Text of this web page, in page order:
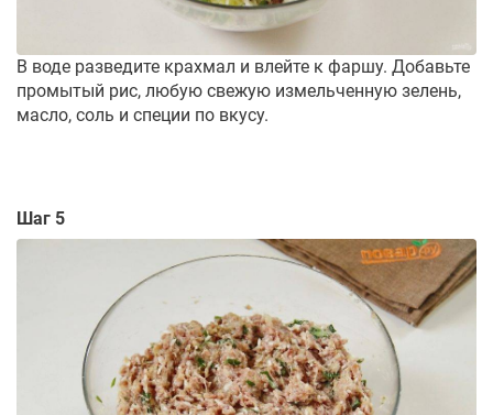
В воде разведите крахмал и влейте к фаршу. Добавьте
промытый рис, любую свежую измельченную зелень,
масло, соль и специи по вкусу.
Шаг 5